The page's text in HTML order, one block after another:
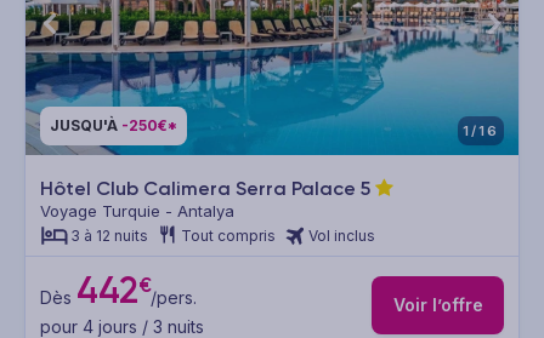
JUSQU'À -250€* 1/16
Hôtel Club Calimera Serra Palace 5
Voyage Turquie - Antalya
3 à 12 nuits Tout compris Vol inclus
Dès 442€/pers.
pour 4 jours / 3 nuits
Voir l’offre